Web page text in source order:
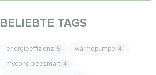
BELIEBTE TAGS
energieeffizienz 5 wärmepumpe 4
mycond beesmart 4